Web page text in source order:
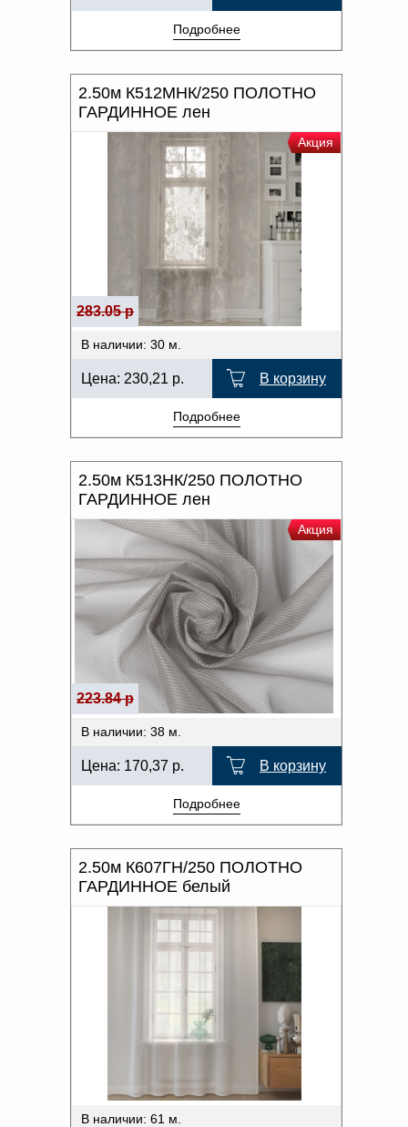
Подробнее
2.50м К512МНК/250 ПОЛОТНО
ГАРДИННОЕ лен
Акция
283.05 р
В наличии: 30 м.
Цена: 230,21 р. В корзину
Подробнее
2.50м К513НК/250 ПОЛОТНО
ГАРДИННОЕ лен
Акция
223.84 р
В наличии: 38 м.
Цена: 170,37 р. В корзину
Подробнее
2.50м К607ГН/250 ПОЛОТНО
ГАРДИННОЕ белый
В наличии: 61 м.